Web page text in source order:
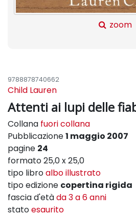
zoom
9788878740662
Child Lauren
Attenti ai lupi delle
Collana fuori collana
Pubblicazione1 maggio 2007
pagine 24
formato 25,0 x 25,0
tipo libroalbo illustrato
tipo edizione copertina rigida
fascia d'etàda 3 a 6 anni
statoesaurito